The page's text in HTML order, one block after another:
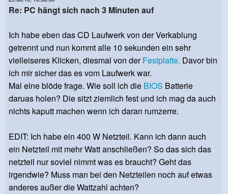
Re: PC hängt sich nach 3 Minuten auf
Ich habe eben das CD Laufwerk von der Verkablung
getrennt und nun kommt alle 10 sekunden ein sehr
vielleiseres Klicken, diesmal von derFestplatte. Davor bin
ich mir sicher das es vom Laufwerk war.
Mal eine blöde frage. Wie soll ich die BIOS Batterie
daruas holen? Die sitzt ziemlich fest und ich mag da auch
nichts kaputt machen wenn ich daran rumzerre.
EDIT: Ich habe ein 400 W Netzteil. Kann ich dann auch
ein Netzteil mit mehr Watt anschließen? So das sich das
netzteil nur soviel nimmt was es braucht? Geht das
irgendwie? Muss man bei den Netzteilen noch auf etwas
anderes außer die Wattzahl achten?